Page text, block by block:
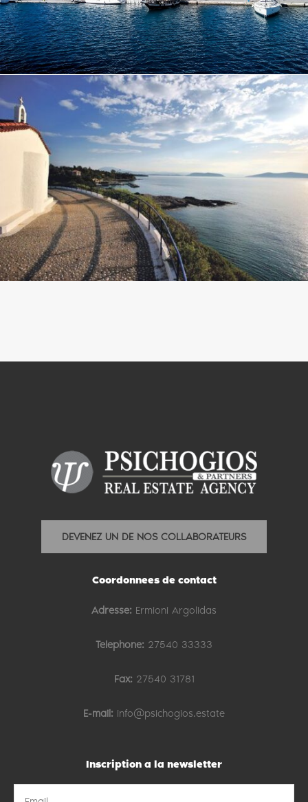
DEVENEZ UN DE NOS COLLABORATEURS
Coordonnees de contact
Adresse: Ermioni Argolidas
Telephone: 27540 33333
Fax: 27540 31781
E-mail: info@psichogios.estate
Inscription a la newsletter